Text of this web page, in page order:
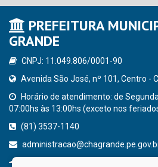
PREFEITURA
GRANDE
CNPJ: 11.049.806/0001-90
Avenida São José, nº 101, Centro -
Horário de atendimento: de
07:00hs às 13:00hs (exceto nos
(81) 3537-1140